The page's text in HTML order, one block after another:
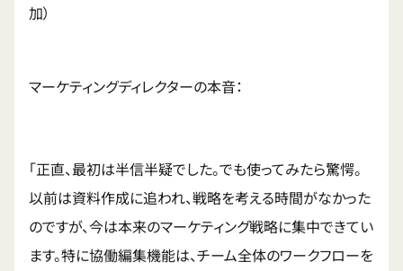
加）
マーケティングディレクターの本音：
「正直、最初は半信半疑でした。でも使ってみたら驚愕。
以前は資料作成に追われ、戦略を考える時間がなかった
のですが、今は本来のマーケティング戦略に集中できてい
ます。特に協働編集機能は、チーム全体のワークフローを